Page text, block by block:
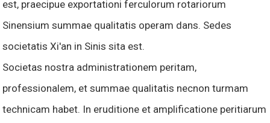
est, praecipue exportationi ferculorum rotariorum
Sinensium summae qualitatis operam dans. Sedes
societatis Xi'an in Sinis sita est.
Societas nostra administrationem peritam,
professionalem, et summae qualitatis necnon turmam
technicam habet. In eruditione et amplificatione peritiarum